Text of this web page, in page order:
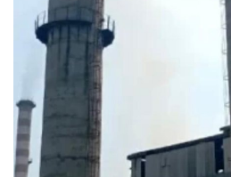
Lifestyle
Career
Tech
Social – Viral